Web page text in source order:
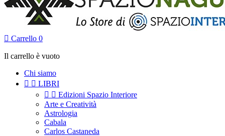
 Carrello 0
Il carrello è vuoto
Chi siamo
  LIBRI
  Edizioni Spazio Interiore
Arte e Creatività
Astrologia
Cabala
Carlos Castaneda